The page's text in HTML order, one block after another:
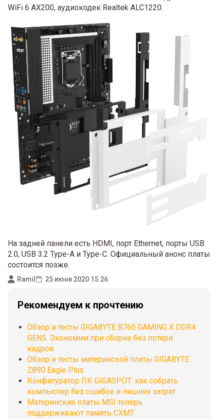
WiFi 6 AX200, аудиокодек Realtek ALC1220.
На задней панели есть HDMI, порт Ethernet, порты USB
2.0, USB 3.2 Type-A и Type-C. Официальный анонс платы
состоится позже.
Ramil 25 июня 2020 15:26
Рекомендуем к прочтению
Обзор и тесты GIGABYTE B760 GAMING X DDR4
GEN5. Экономим при сборке без потери
кадров
Обзор и тесты материнской платы GIGABYTE
Z890 Eagle Plus
Конфигуратор ПК GIGASPOT: как собрать
компьютер без ошибок и лишних затрат
Материнские платы MSI теперь
поддерживают память CXMT